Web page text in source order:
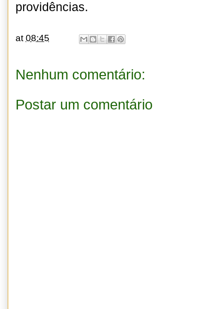
providências.
at08:45
Nenhum comentário:
Postar um comentário